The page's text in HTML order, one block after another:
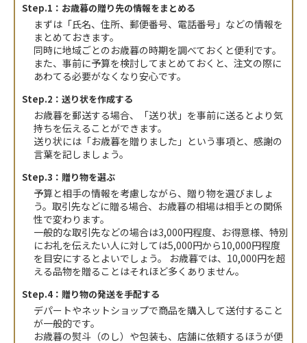
Step.1：お歳暮の贈り先の情報をまとめる
まずは「氏名、住所、郵便番号、電話番号」などの情報を
まとめておきます。
同時に地域ごとのお歳暮の時期を調べておくと便利です。
また、事前に予算を検討してまとめておくと、注文の際に
あわてる必要がなくなり安心です。
Step.2：送り状を作成する
お歳暮を郵送する場合、「送り状」を事前に送るとより気
持ちを伝えることができます。
送り状には「お歳暮を贈りました」という事項と、感謝の
言葉を記しましょう。
Step.3：贈り物を選ぶ
予算と相手の情報を考慮しながら、贈り物を選びましょ
う。取引先などに贈る場合、お歳暮の相場は相手との関係
性で変わります。
一般的な取引先などの場合は3,000円程度、お得意様、特別
にお礼を伝えたい人に対しては5,000円から10,000円程度
を目安にするとよいでしょう。 お歳暮では、10,000円を超
える品物を贈ることはそれほど多くありません。
Step.4：贈り物の発送を手配する
デパートやネットショップで商品を購入して送付すること
が一般的です。
お歳暮の熨斗（のし）や包装も、店舗に依頼するほうが便